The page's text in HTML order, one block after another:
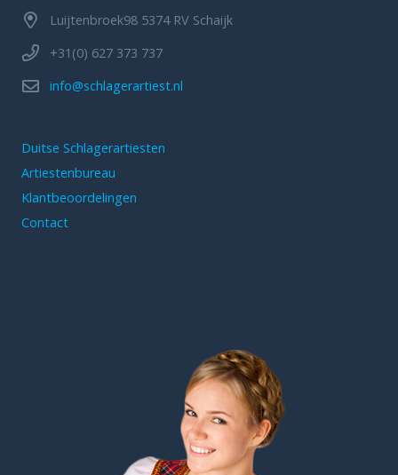
Luijtenbroek98 5374 RV Schaijk
+31(0) 627 373 737
info@schlagerartiest.nl
Duitse Schlagerartiesten
Artiestenbureau
Klantbeoordelingen
Contact